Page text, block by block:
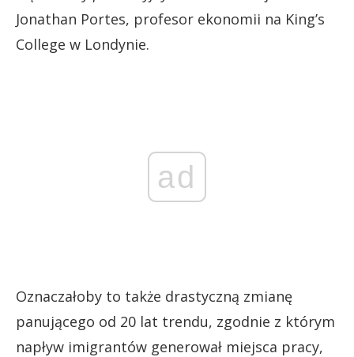
Jonathan Portes, profesor ekonomii na King’s
College w Londynie.
ad
Oznaczałoby to także drastyczną zmianę
panującego od 20 lat trendu, zgodnie z którym
napływ imigrantów generował miejsca pracy,